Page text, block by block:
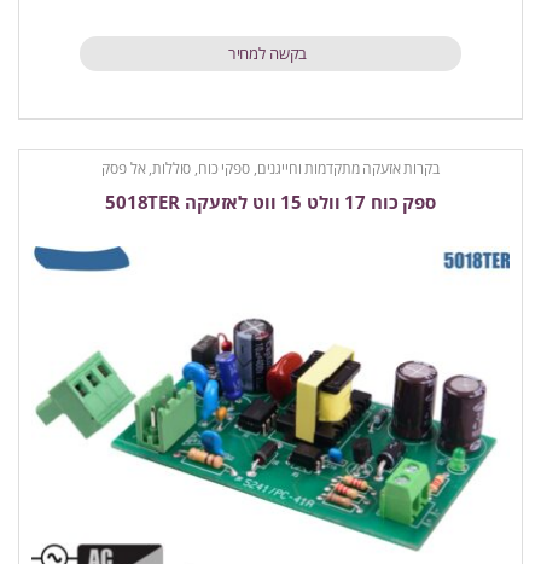
בקשה למחיר
בקרות אזעקה מתקדמות וחייגנים,ספקי כוח, סוללות, אל פסק
ספק כוח 17 וולט 15 ווט לאזעקה 5018TER